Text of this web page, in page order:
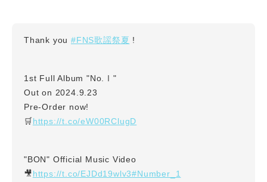
Thank you #FNS歌謡祭夏 !
1st Full Album "No.Ⅰ"
Out on 2024.9.23
Pre-Order now!
🛒https://t.co/eW00RClugD
"BON" Official Music Video
🎥https://t.co/EJDd19wlv3#Number_1